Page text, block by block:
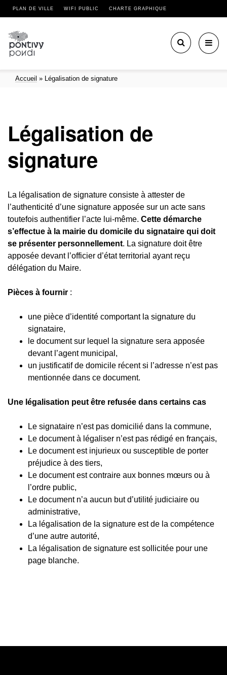
PLAN DE VILLE WIFI PUBLIC CHARTE GRAPHIQUE
Accueil » Légalisation de signature
Légalisation de
signature
La légalisation de signature consiste à attester de
l’authenticité d’une signature apposée sur un acte sans
toutefois authentifier l’acte lui-même. Cette démarche
s’effectue à la mairie du domicile du signataire qui doit
se présenter personnellement. La signature doit être
apposée devant l’officier d’état territorial ayant reçu
délégation du Maire.
Pièces à fournir :
une pièce d’identité comportant la signature du
signataire,
le document sur lequel la signature sera apposée
devant l’agent municipal,
un justificatif de domicile récent si l’adresse n’est pas
mentionnée dans ce document.
Une légalisation peut être refusée dans certains cas
Le signataire n’est pas domicilié dans la commune,
Le document à légaliser n’est pas rédigé en français,
Le document est injurieux ou susceptible de porter
préjudice à des tiers,
Le document est contraire aux bonnes mœurs ou à
l’ordre public,
Le document n’a aucun but d’utilité judiciaire ou
administrative,
La légalisation de la signature est de la compétence
d’une autre autorité,
La légalisation de signature est sollicitée pour une
page blanche.